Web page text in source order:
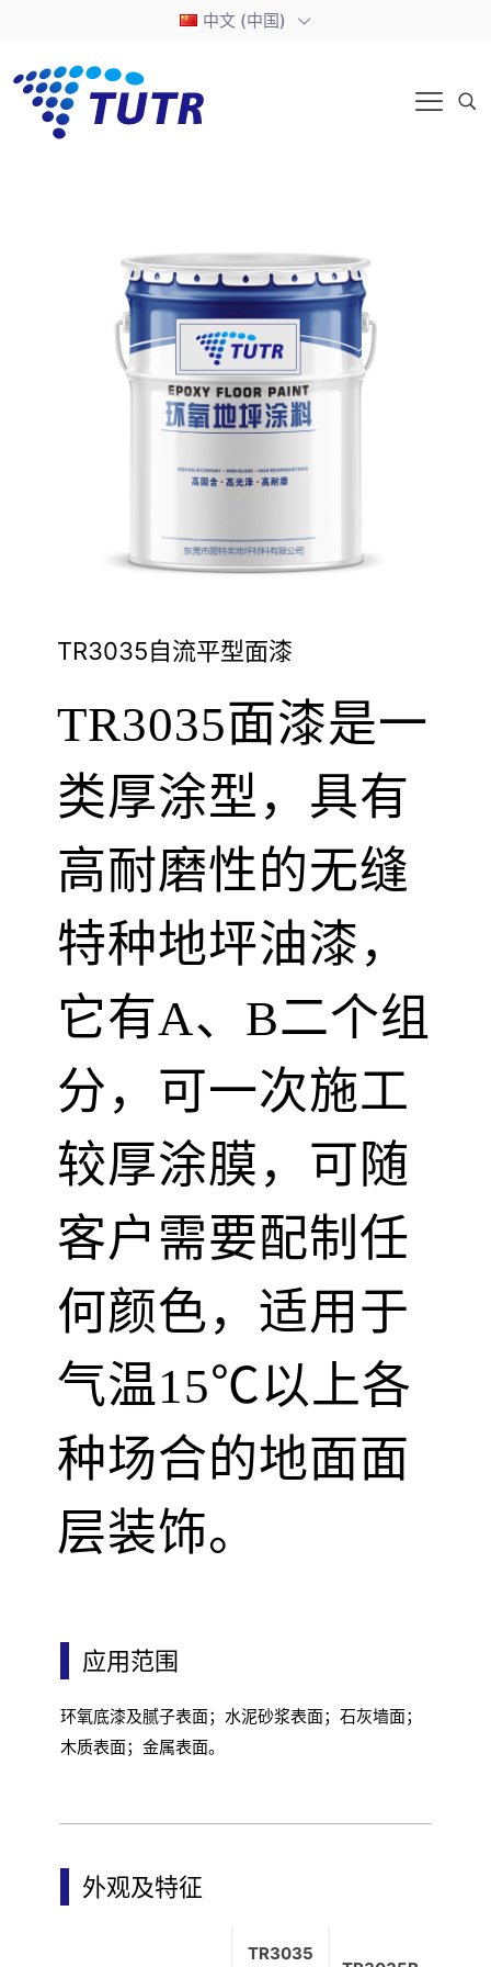
中文 (中国)
TR3035自流平型面漆
TR3035面漆是一
类厚涂型，具有
高耐磨性的无缝
特种地坪油漆，
它有A、B二个组
分，可一次施工
较厚涂膜，可随
客户需要配制任
何颜色，适用于
气温15℃以上各
种场合的地面面
层装饰。
应用范围
环氧底漆及腻子表面；水泥砂浆表面；石灰墙面；
木质表面；金属表面。
外观及特征
TR3035